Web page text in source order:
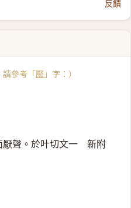
反饋
請參考「靨 」字：）
厭聲。於叶切文一 新附